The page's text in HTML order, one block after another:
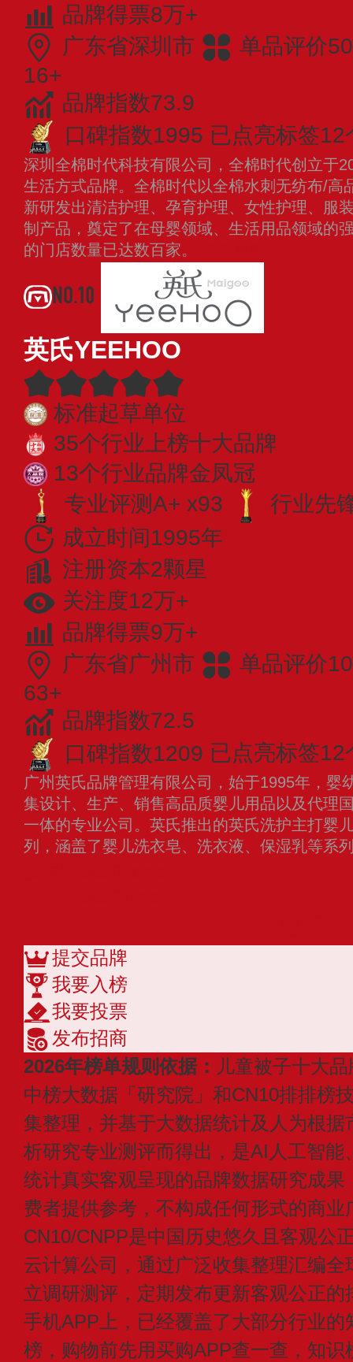
品牌得票8万+
广东省深圳市
单品评价
16+
品牌指数73.9
口碑指数1995 已点亮标签12
深圳全棉时代科技有限公司，全棉时代创立于
生活方式品牌。全棉时代以全棉水刺无纺布/高
新研发出清洁护理、孕育护理、女性护理、服
制产品，奠定了在母婴领域、生活用品领域的
的门店数量已达数百家。
NO.10
英氏YEEHOO
标准起草单位
35个行业上榜十大品牌
13个行业品牌金凤冠
专业评测A+ x93
行业先
成立时间1995年
注册资本2颗星
关注度12万+
品牌得票9万+
广东省广州市
单品评价
63+
品牌指数72.5
口碑指数1209 已点亮标签12
广州英氏品牌管理有限公司，始于1995年，婴
集设计、生产、销售高品质婴儿用品以及代理
一体的专业公司。英氏推出的英氏洗护主打婴
列，涵盖了婴儿洗衣皂、洗衣液、保湿乳等系
提交品牌
我要入榜
我要投票
发布招商
2026年榜单规则依据： 儿童被子十大
中榜大数据「研究院」和CN10排排榜
集整理，并基于大数据统计及人为根
析研究专业测评而得出，是AI人工智能
统计真实客观呈现的品牌数据研究成
费者提供参考，不构成任何形式的商业
CN10/CNPP是中国历史悠久且客观公
云计算公司，通过广泛收集整理汇编
立调研测评，定期发布更新客观公正
手机APP上，已经覆盖了大部分行业
榜，购物前先用买购APP查一查，知